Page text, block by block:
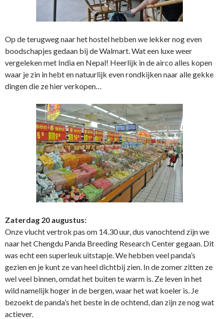
Op de terugweg naar het hostel hebben we lekker nog even
boodschapjes gedaan bij de Walmart. Wat een luxe weer
vergeleken met India en Nepal! Heerlijk in de airco alles kopen
waar je zin in hebt en natuurlijk even rondkijken naar alle gekke
dingen die ze hier verkopen…
Zaterdag 20 augustus:
Onze vlucht vertrok pas om 14.30 uur, dus vanochtend zijn we
naar het Chengdu Panda Breeding Research Center gegaan. Dit
was echt een superleuk uitstapje. We hebben veel panda’s
gezien en je kunt ze van heel dichtbij zien. In de zomer zitten ze
wel veel binnen, omdat het buiten te warm is. Ze leven in het
wild namelijk hoger in de bergen, waar het wat koeler is. Je
bezoekt de panda’s het beste in de ochtend, dan zijn ze nog wat
actiever.